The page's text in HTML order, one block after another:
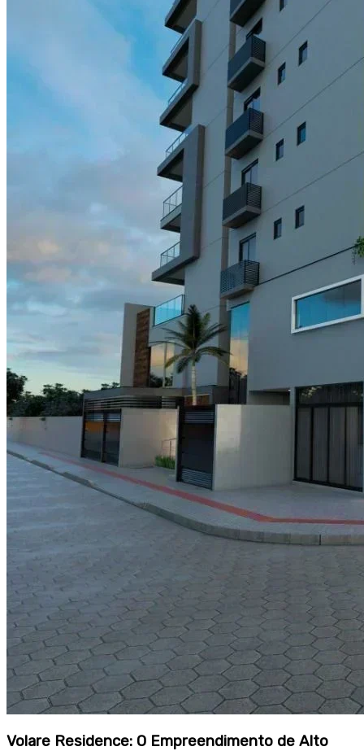
Volare Residence: O Empreendimento de Alto